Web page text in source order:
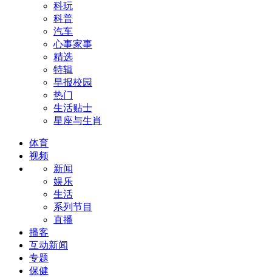
科玩
科普
汽车
心事家事
精选
特辑
早报校园
热门
生活贴士
星座与生肖
体育
视频
新闻
娱乐
生活
系列节目
直播
播客
互动新闻
专题
保健